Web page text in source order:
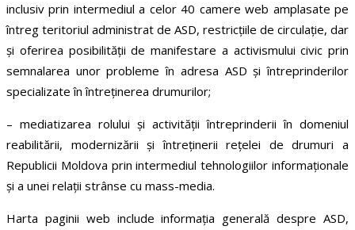
inclusiv prin intermediul a celor 40 camere web amplasate pe
întreg teritoriul administrat de ASD, restricțiile de circulație, dar
și oferirea posibilității de manifestare a activismului civic prin
semnalarea unor probleme în adresa ASD și întreprinderilor
specializate în întreținerea drumurilor;
– mediatizarea rolului și activității întreprinderii în domeniul
reabilitării, modernizării și întreținerii rețelei de drumuri a
Republicii Moldova prin intermediul tehnologiilor informaționale
și a unei relații strânse cu mass-media.
Harta paginii web include informația generală despre ASD,